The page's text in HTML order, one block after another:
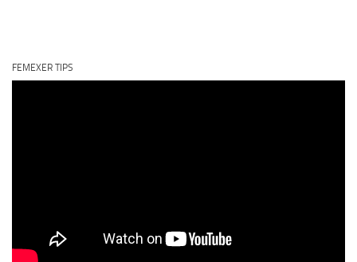
FEMEXER TIPS